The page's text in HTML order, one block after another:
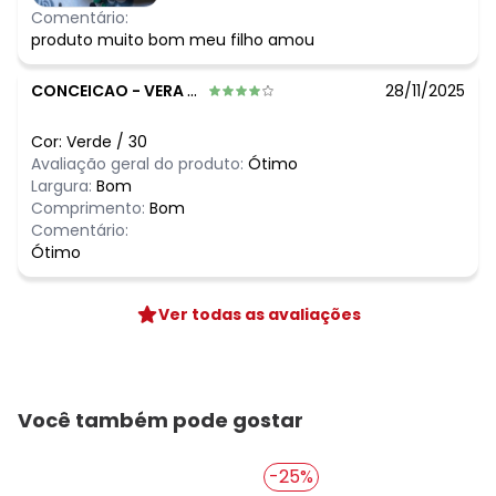
Comentário:
produto muito bom meu filho amou
CONCEICAO - VERA CRUZ - SP 28/11/2025
Cor: Verde / 30
Avaliação geral do produto: Ótimo
Largura: Bom
Comprimento: Bom
Comentário:
Ótimo
Ver todas as avaliações
Você também pode gostar
-25%